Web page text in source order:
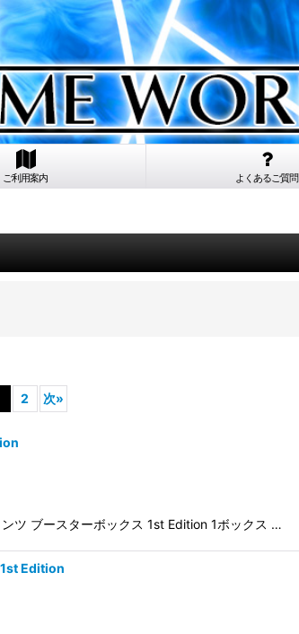
ご利用案内 よくあるご質問
絞り込む
2 次»
ツ ブースターボックス 1st Edition 1ボックス …
Edition